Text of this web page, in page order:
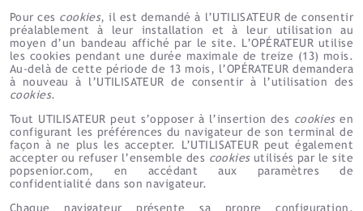
Pour ces cookies, il est demandé à l’UTILISATEUR de consentir
préalablement à leur installation et à leur utilisation au
moyen d’un bandeau affiché par le site. L’OPÉRATEUR utilise
les cookies pendant une durée maximale de treize (13) mois.
Au-delà de cette période de 13 mois, l’OPÉRATEUR demandera
à nouveau à l’UTILISATEUR de consentir à l’utilisation des
cookies.
Tout UTILISATEUR peut s’opposer à l’insertion des cookiesen
configurant les préférences du navigateur de son terminal de
façon à ne plus les accepter. L’UTILISATEUR peut également
accepter ou refuser l’ensemble des cookies utilisés par le site
popsenior.com, en accédant aux paramètres de
confidentialité dans son navigateur.
Chaque navigateur présente sa propre configuration.